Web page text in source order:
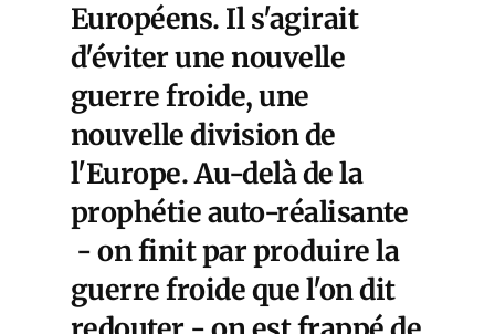
Européens. Il s'agirait
d'éviter une nouvelle
guerre froide, une
nouvelle division de
l'Europe. Au-delà de la
prophétie auto-réalisante
- on finit par produire la
guerre froide que l'on dit